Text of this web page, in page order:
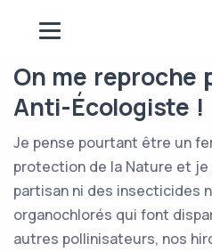
On me reproche
Anti-Écologiste !
Je pense pourtant être un
protection de la Nature et
partisan ni des insecticides
organochlorés qui font
autres pollinisateurs, nos